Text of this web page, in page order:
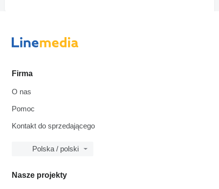
Firma
O nas
Pomoc
Kontakt do sprzedającego
Polska / polski
Nasze projekty